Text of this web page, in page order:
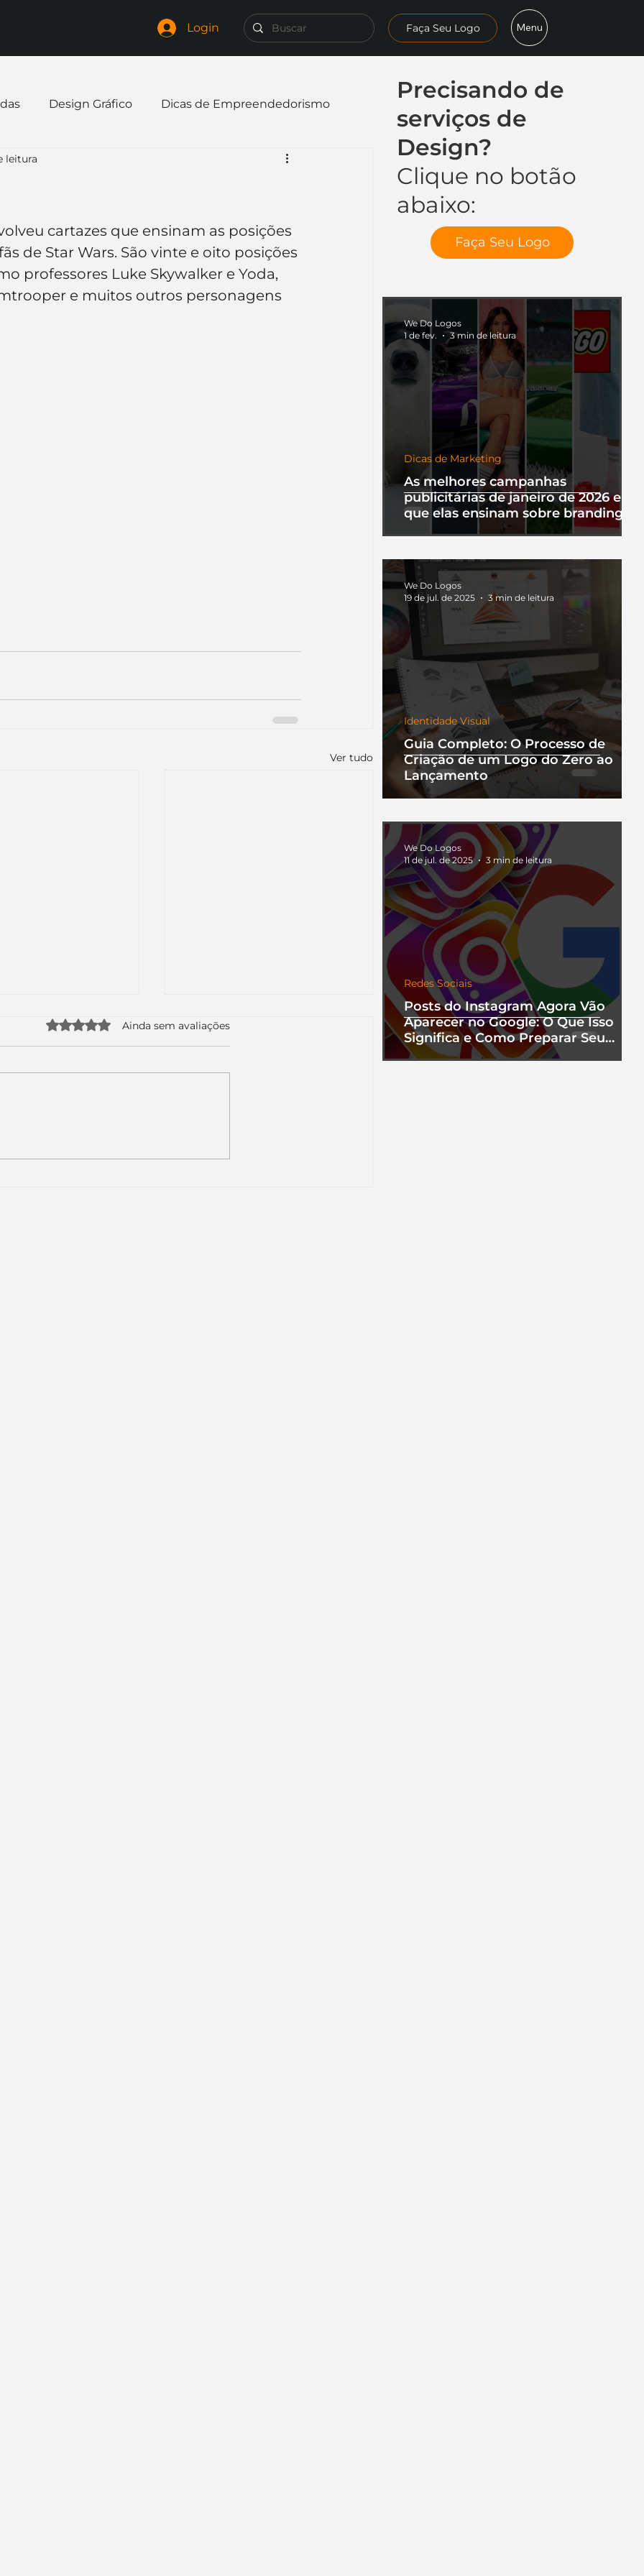
Login Faça Seu Logo Menu
Precisando de
serviços de
Design?
Clique no botão
abaixo:
Faça Seu Logo
As melhores campanhas
publicitárias de janeiro de 2026 e o
que elas ensinam sobre branding
Dicas de Marketing
We Do Logos
1 de fev.
3 min de leitura
Guia Completo: O Processo de
Criação de um Logo do Zero ao
Lançamento
Identidade Visual
We Do Logos
19 de jul. de 2025
3 min de leitura
Posts do Instagram Agora Vão
Aparecer no Google: O Que Isso
Significa e Como Preparar Seu
Perfil
Redes Sociais
We Do Logos
11 de jul. de 2025
3 min de leitura
Design Gráfico Dicas de Empreendedorismo
negócio
Curiosidades Frases Logotipo
leitura
cartazes que ensinam as posições
de Star Wars. São vinte e oito posições
professores Luke Skywalker e Yoda,
e muitos outros personagens
Ver tudo
Avaliado com 0 de 5 estrelas.
Ainda sem avaliações